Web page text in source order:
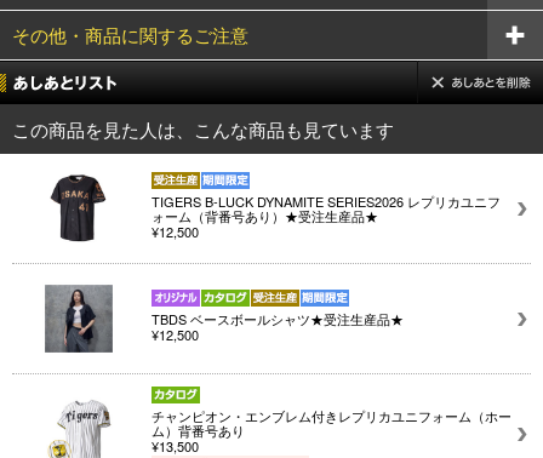
その他・商品に関するご注意
この商品を見た人は、こんな商品も見ています
TIGERS B-LUCK DYNAMITE SERIES2026 レプリカユニフ
ォーム（背番号あり）★受注生産品★
¥12,500
TBDS ベースボールシャツ★受注生産品★
¥12,500
チャンピオン・エンブレム付きレプリカユニフォーム（ホー
ム）背番号あり
¥13,500